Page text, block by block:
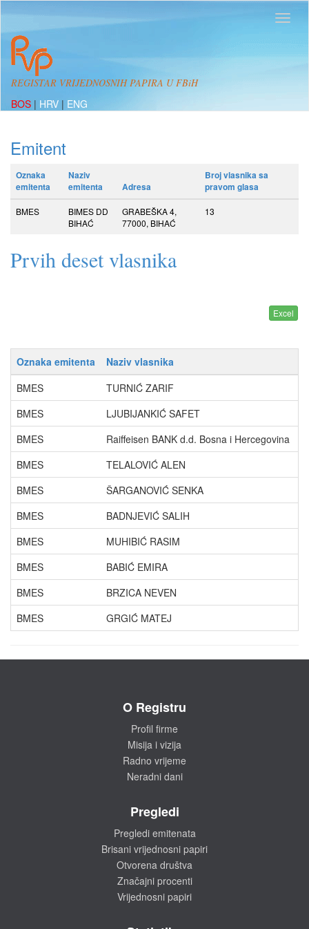
REGISTAR VRIJEDNOSNIH PAPIRA U FBiH
BOS | HRV | ENG
Emitent
Oznaka
emitenta
Naziv
emitenta
Adresa
Broj vlasnika sa
pravom glasa
BMES
BIMES DD
BIHAĆ
GRABEŠKA 4,
77000, BIHAĆ
13
Prvih deset vlasnika
Oznaka emitenta Naziv vlasnika
BMES
TURNIĆ ZARIF
BMES
LJUBIJANKIĆ SAFET
BMES
Raiffeisen BANK d.d. Bosna i Hercegovina
BMES
TELALOVIĆ ALEN
BMES
ŠARGANOVIĆ SENKA
BMES
BADNJEVIĆ SALIH
BMES
MUHIBIĆ RASIM
BMES
BABIĆ EMIRA
BMES
BRZICA NEVEN
BMES
GRGIĆ MATEJ
O Registru
Profil firme
Misija i vizija
Radno vrijeme
Neradni dani
Pregledi
Pregledi emitenata
Brisani vrijednosni papiri
Otvorena društva
Značajni procenti
Vrijednosni papiri